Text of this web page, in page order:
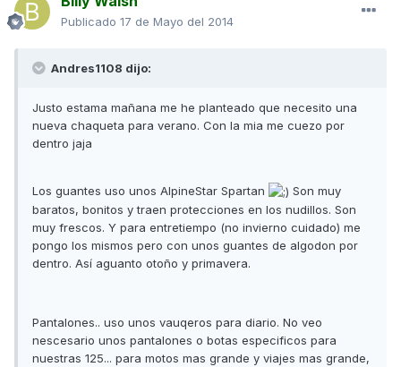
Publicado 17 de Mayo del 2014
Andres1108 dijo:
Justo estama mañana me he planteado que necesito una
nueva chaqueta para verano. Con la mia me cuezo por
dentro jaja
Los guantes uso unos AlpineStar Spartan
Son muy
baratos, bonitos y traen protecciones en los nudillos. Son
muy frescos. Y para entretiempo (no invierno cuidado) me
pongo los mismos pero con unos guantes de algodon por
dentro. Así aguanto otoño y primavera.
Pantalones.. uso unos vauqeros para diario. No veo
nescesario unos pantalones o botas especificos para
nuestras 125... para motos mas grande y viajes mas grande,